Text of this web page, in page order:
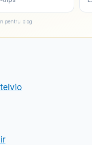
pentru blog